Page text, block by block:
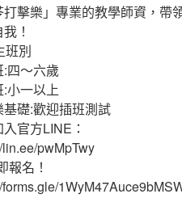
打擊樂」專業的教學師資，
！
班別
:四〜六歲
小一以上
基礎:歡迎插班測試
官方LINE：
lin.ee/pwMpTwy
報名！
forms.gle/